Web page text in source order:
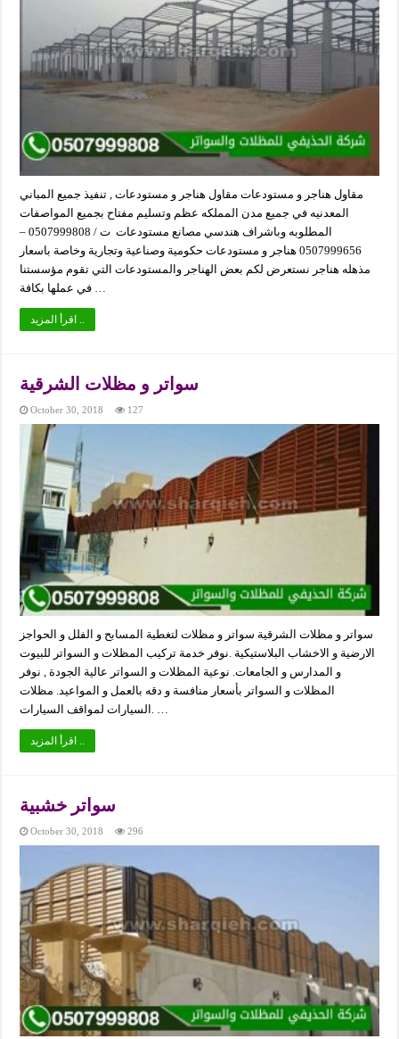
مقاول هناجر و مستودعات مقاول هناجر و مستودعات , تنفيذ جميع المباني
المعدنيه في جميع مدن المملكه عظم وتسليم مفتاح بجميع المواصفات
المطلوبه وباشراف هندسي مصانع مستودعات ت / 0507999808 –
0507999656 هناجر و مستودعات حكومية وصناعية وتجارية وخاصة باسعار
مذهله هناجر نستعرض لكم بعض الهناجر والمستودعات التي تقوم مؤسستنا
اقرأ المزيد ..
سواتر و مظلات الشرقية
October 30, 2018 127
سواتر و مظلات الشرقية سواتر و مظلات لتغطية المسابح و الفلل و الحواجز
الارضية و الاخشاب البلاستيكية .نوفر خدمة تركيب المظلات و السواتر للبيوت
و المدارس و الجامعات. نوعية المظلات و السواتر عالية الجودة , نوفر
المظلات و السواتر بأسعار منافسة و دقه بالعمل و المواعيد. مظلات
سواتر خشبية
October 30, 2018 296